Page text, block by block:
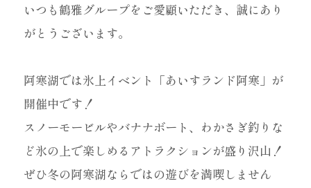
いつも鶴雅グループをご愛顧いただき、誠にあり
がとうございます。
阿寒湖では氷上イベント「あいすランド阿寒」が
開催中です！
スノーモービルやバナナボート、わかさぎ釣りな
ど氷の上で楽しめるアトラクションが盛り沢山！
ぜひ冬の阿寒湖ならではの遊びを満喫しません